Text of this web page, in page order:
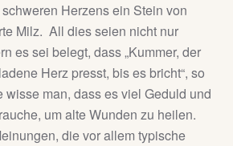
Herzens ein Stein von
Milz. All dies seien nicht nur
es sei belegt, dass „Kummer, der
Herz presst, bis es bricht“, so
wisse man, dass es viel Geduld und
um alte Wunden zu heilen.
die vor allem typische